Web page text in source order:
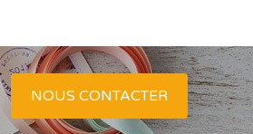
NOUS CONTACTER